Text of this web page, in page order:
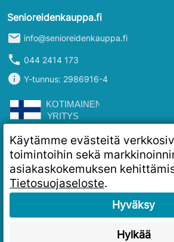
Senioreidenkauppa.fi
mail info@senioreidenkauppa.fi
phone 044 2414 173
info Y-tunnus: 2986916-4
Käytämme evästeitä
toimintoihin sekä
asiakaskokemuksen
Tietosuojaseloste.
Hyväksy
Hylkää